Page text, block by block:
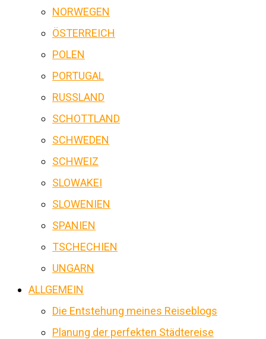
NORWEGEN
ÖSTERREICH
POLEN
PORTUGAL
RUSSLAND
SCHOTTLAND
SCHWEDEN
SCHWEIZ
SLOWAKEI
SLOWENIEN
SPANIEN
TSCHECHIEN
UNGARN
ALLGEMEIN
Die Entstehung meines Reiseblogs
Planung der perfekten Städtereise